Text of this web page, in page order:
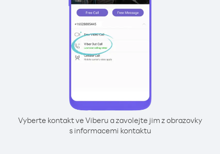
Vyberte kontakt ve Viberu a zavolejte jim z obrazovky
s informacemi kontaktu